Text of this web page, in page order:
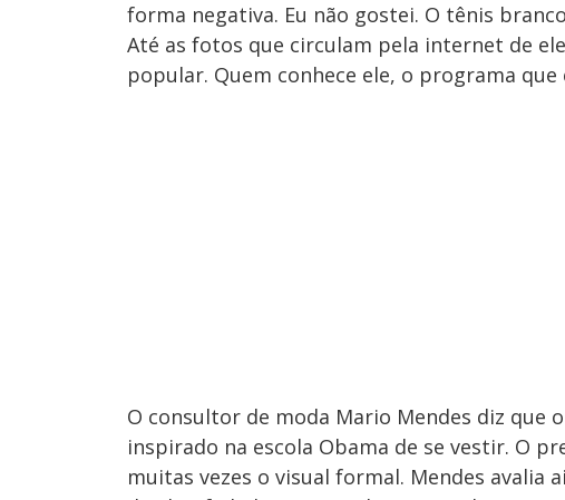
forma negativa. Eu não gostei. O tênis
Até as fotos que circulam pela internet de
popular. Quem conhece ele, o programa
O consultor de moda Mario Mendes diz que
inspirado na escola Obama de se vestir. O
muitas vezes o visual formal. Mendes avalia